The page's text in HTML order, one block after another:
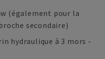
(également pour la
secondaire)
hydraulique à 3 mors -